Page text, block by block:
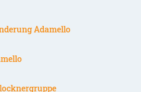
Adamello